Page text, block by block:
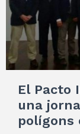
El Pacto
una
polígons